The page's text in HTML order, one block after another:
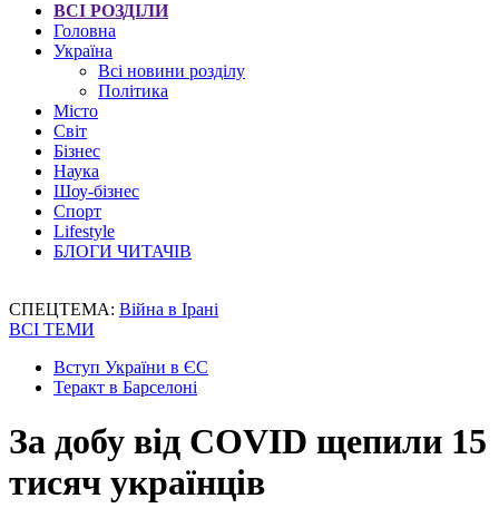
ВСІ РОЗДІЛИ
Головна
Україна
Всі новини розділу
Політика
Місто
Світ
Бізнес
Наука
Шоу-бізнес
Спорт
Lifestyle
БЛОГИ ЧИТАЧІВ
СПЕЦТЕМА: Війна в Ірані
ВСІ ТЕМИ
Вступ України в ЄС
Теракт в Барселоні
За добу від COVID щепили 15
тисяч українців